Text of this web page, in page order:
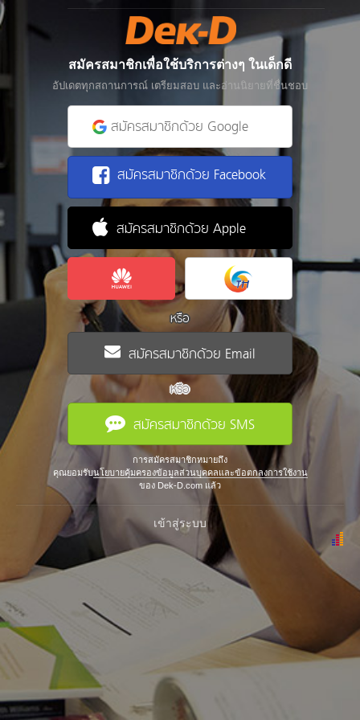
สมัครสมาชิกเพื่อใช้บริการต่างๆ ในเด็กดี
อัปเดตทุกสถานการณ์ เตรียมสอบ และอ่านนิยายที่ชื่นชอบ
สมัครสมาชิกด้วย Google
สมัครสมาชิกด้วย Facebook
สมัครสมาชิกด้วย Apple
หรือ
สมัครสมาชิกด้วย Email
หรือ
สมัครสมาชิกด้วย SMS
การสมัครสมาชิกหมายถึง
คุณยอมรับนโยบายคุ้มครองข้อมูลส่วนบุคคลและข้อตกลงการใช้งาน
ของ Dek-D.com แล้ว
เข้าสู่ระบบ